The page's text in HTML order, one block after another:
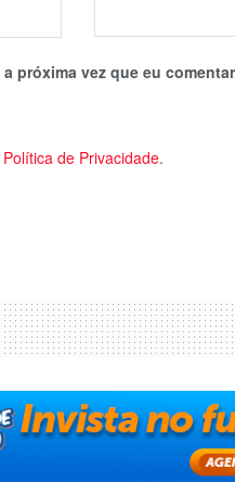
próxima vez que eu
Política de Privacidade.